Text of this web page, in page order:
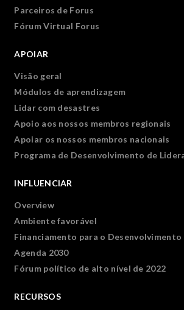
Parceiros de Forus
Fórum Virtual Forus
APOIAR
Visão geral
Módulos de aprendizagem
Lidar com desastres
Apoio aos nossos membros regionais
Apoiar os nossos membros nacionais
Programa de Desenvolvimento de
INFLUENCIAR
Overview
Ambiente favorável
Financiamento para o
Agenda 2030
Fórum político de alto nível de 2022
RECURSOS